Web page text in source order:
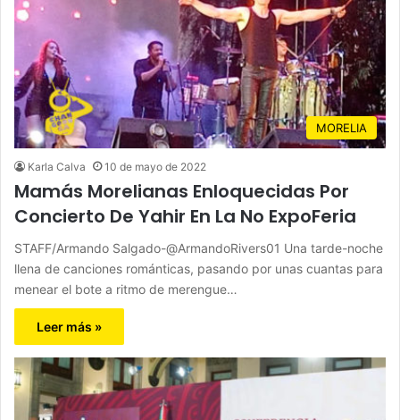
MORELIA
Karla Calva 10 de mayo de 2022
Mamás Morelianas Enloquecidas Por
Concierto De Yahir En La No ExpoFeria
STAFF/Armando Salgado-@ArmandoRivers01 Una tarde-noche
llena de canciones románticas, pasando por unas cuantas para
menear el bote a ritmo de merengue…
Leer más »